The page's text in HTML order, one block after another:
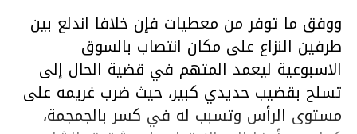
ووفق ما توفر من معطيات فإن خلافا اندلع بين
طرفين النزاع على مكان انتصاب بالسوق
الاسبوعية ليعمد المتهم في قضية الحال إلى
تسلح بقضيب حديدي كبير، حيث ضرب غريمه على
مستوى الرأس وتسبب له في كسر بالجمجمة،